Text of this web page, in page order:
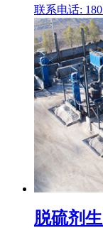
联系电话: 180
脱硫剂